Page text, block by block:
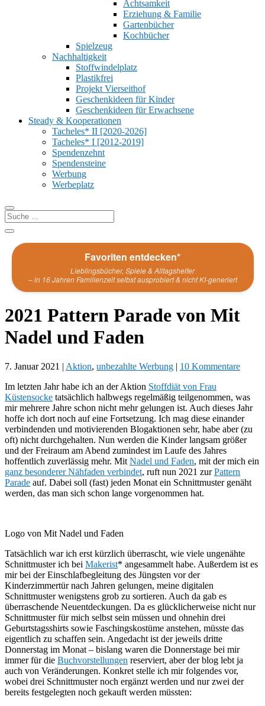
Achtsamkeit
Erziehung & Familie
Gartenbücher
Kochbücher
Spielzeug
Nachhaltigkeit
Stoffwindelplatz
Plastikfrei
Projekt Vierseithof
Geschenkideen für Kinder
Geschenkideen für Erwachsene
Steady & Kooperationen
Tacheles* II [2020-2026]
Tacheles* I [2012-2019]
Spendenzehnt
Spendensteine
Werbung
Werbeplatz
Favoriten entdecken*
Lieblingsbücher, Spiele & Alltagshelfer
– in 16 Jahren Familienzeit selbst ausprobiert & nicht KI-generiert
2021 Pattern Parade von Mit
Nadel und Faden
7. Januar 2021 | Aktion, unbezahlte Werbung | 10 Kommentare
Im letzten Jahr habe ich an der Aktion Stoffdiät von Frau
Küstensocke tatsächlich halbwegs regelmäßig teilgenommen, was
mir mehrere Jahre schon nicht mehr gelungen ist. Auch dieses Jahr
hoffe ich dort noch auf eine Fortsetzung. Ich mag diese einander
verbindenden und motivierenden Blogaktionen sehr, habe aber (zu
oft) nicht durchgehalten. Nun werden die Kinder langsam größer
und der Freiraum am Abend zumindest im Laufe des Jahres
hoffentlich zuverlässig mehr. Mit Nadel und Faden, mit der mich ein
ganz besonderer Nähfaden verbindet, ruft nun 2021 zurPattern
Parade auf. Dabei soll (fast) jeden Monat ein Schnittmuster genäht
werden, das man sich schon lange vorgenommen hat.
Logo von Mit Nadel und Faden
Tatsächlich war ich erst kürzlich überrascht, wie viele ungenähte
Schnittmuster ich bei Makerist* angesammelt habe. Außerdem ist es
mir bei der Einschlafbegleitung des Jüngsten vor der
Kinderzimmertür nach Jahren gelungen, meine digitalen
Schnittmuster wenigstens grob zu sortieren. Auch da gab es
überraschende Neuentdeckungen. Da es glücklicherweise nicht nur
Schnittmuster für mich selbst sein müssen und ohnehin drei
Geburtstagsshirts sowie Faschingskostüme anstehen, müsste das
eigentlich zu schaffen sein. Angedacht ist der jeweils dritte
Donnerstag im Monat – bislang waren die Donnerstage bei mir
immer für die Buchvorstellungen reserviert, aber der blog lebt ja
auch von Veränderungen. Konkret stelle ich mir folgendes vor,
wobei drei Schnittmuster noch ergänzt werden und nur zwei der
bereits festgelegten noch gekauft werden müssten: